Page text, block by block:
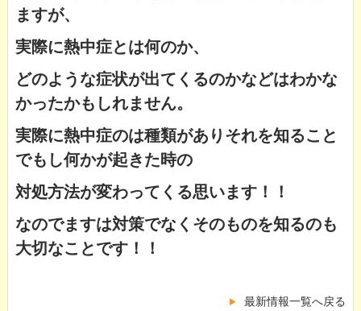
ますが、
実際に熱中症とは何のか、
どのような症状が出てくるのかなどはわかな
かったかもしれません。
実際に熱中症のは種類がありそれを知ること
でもし何かが起きた時の
対処方法が変わってくる思います！！
なのでますは対策でなくそのものを知るのも
大切なことです！！
最新情報一覧へ戻る